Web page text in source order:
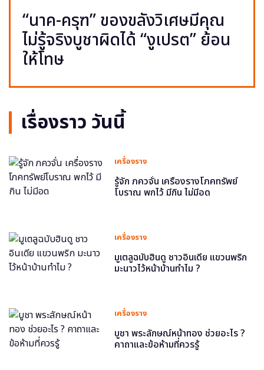
“นาค-ครุฑ” ของขลังวิเศษมีคุณ
ไม่รู้จริงบูชาผิดได้ “งูเปรต” ย้อน
ให้โทษ
เรื่องราว วันนี้
เครื่องราง
รู้จัก ภควจั่น เครื่องรางโภคทรัพย์
โบราณ พกไว้ มีกิน ไม่มีอด
เครื่องราง
มูเตลูฉบับฮินดู ชาวอินเดีย แขวนพริก
มะนาวไว้หน้าบ้านทำไม ?
เครื่องราง
บูชา พระลักษณ์หน้าทอง ช่วยอะไร ?
คาถาและข้อห้ามที่ควรรู้